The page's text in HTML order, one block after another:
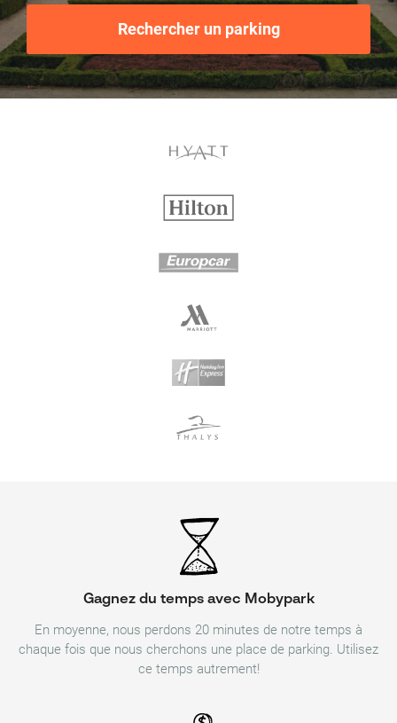
Rechercher un parking
Gagnez du temps avec Mobypark
En moyenne, nous perdons 20 minutes de notre temps à
chaque fois que nous cherchons une place de parking. Utilisez
ce temps autrement!